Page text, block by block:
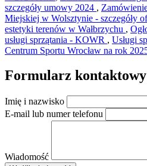
szczegóły umowy 2024 ,
Miejskiej w Wolsztynie - szczegóły
estetyki terenów w Wałbrzychu ,
usługi sprzątania - KOWR , Usługi
Centrum Sportu Wrocław na rok
Formularz kontaktowy
Imię i nazwisko
E-mail lub numer telefonu
Wiadomość